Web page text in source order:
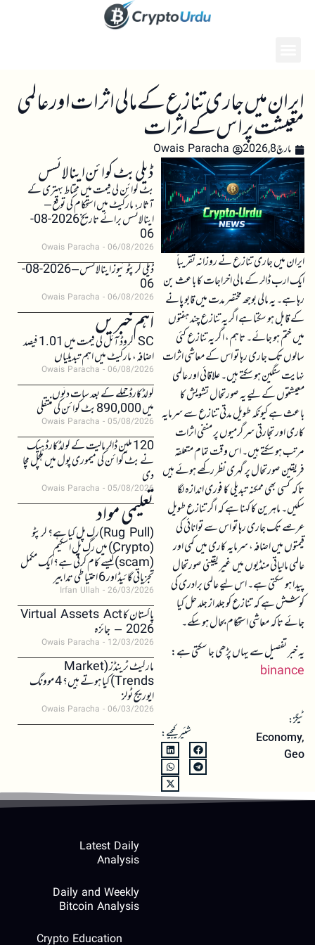
ایران میں جاری تنازع کے مالی اثرات اور عالمی
معیشت پر اس کے اثرات
مارچ 8, 2026 Owais Paracha
ایران میں جاری تنازع نے روزانہ تقریباً
ایک ارب ڈالر کے مالی اخراجات کا باعث بن
رہا ہے۔ یہ مالی بوجھ مختصر مدت میں قابو پانے
کے قابل ہو سکتا ہے اگر یہ تنازع چند ہفتوں
میں ختم ہو جائے۔ تاہم، اگر یہ تنازع کئی
سالوں تک جاری رہا تو اس کے معاشی اثرات
نہایت سنگین ہو سکتے ہیں۔ علاقائی اور عالمی
معیشتوں کے لیے یہ صورتحال تشویش کا
باعث ہے کیونکہ طویل مدتی تنازع سے سرمایہ
کاری اور تجارتی سرگرمیوں پر منفی اثرات
مرتب ہو سکتے ہیں۔ اس وقت تمام متعلقہ
فریقین صورتحال پر گہری نظر رکھے ہوئے ہیں
تاکہ کسی بھی ممکنہ تبدیلی کا فوری اندازہ لگا
سکیں۔ ماہرین کا کہنا ہے کہ اگر تنازع طویل
عرصے تک جاری رہا تو اس سے توانائی کی
قیمتوں میں اضافہ، سرمایہ کاری میں کمی اور
عالمی مالیاتی منڈیوں میں غیر یقینی صورتحال
پیدا ہو سکتی ہے۔ اس لیے عالمی برادری کی
کوشش ہے کہ تنازع کو جلد از جلد حل کیا
جائے تاکہ معاشی استحکام بحال ہو سکے۔
یہ خبر تفصیل سے یہاں پڑھی جا سکتی ہے:
binance
ٹیگز:
Economy,
Geo
شئیر کیجیے:
ڈیلی بٹ کوائن اینالائسس
بٹ کوائن کی قیمت میں محتاط بہتری کے
آثار، مارکیٹ میں استحکام کی توقع –
اینالائسس برائے تاریخ 2026-08-
06
Owais Paracha 06/08/2026
ڈیلی کرپٹو نیوز اینالائسس – 2026-08-
06
Owais Paracha 06/08/2026
اہم خبریں SC کروڈ آئل کی قیمت میں 1.01 فیصد
اضافہ، مارکیٹ میں اہم تبدیلیاں
Owais Paracha 06/08/2026
کولڈکارڈ حملے کے بعد سات دنوں
میں 890,000 بٹ کوائن کی منتقلی
Owais Paracha 05/08/2026
120 ملین ڈالر مالیت کے کولڈکارڈ ہیک
نے بٹ کوائن کی میموری پول میں ہلچل مچا
دی
Owais Paracha 05/08/2026
تعلیمی مواد(Rug Pull)رگ پل کیا ہے؟ کرپٹو
(Crypto) میں رگ پل اسکیم
(scam)کیسے کام کرتی ہے؟ ایک مکمل
تجزیاتی گائیڈ اور 6 احتیاطی تدابیر
Irfan Ullah 26/03/2026
پاکستان کا Virtual Assets Act
2026 – جائزہ
Owais Paracha 12/03/2026
مارکیٹ ٹرینڈز (Market
Trends) کیا ہوتے ہیں؟ 4 موونگ
ایوریج ٹولز
Owais Paracha 06/03/2026
Latest Daily
Analysis
Daily and Weekly
Bitcoin Analysis
Crypto Education